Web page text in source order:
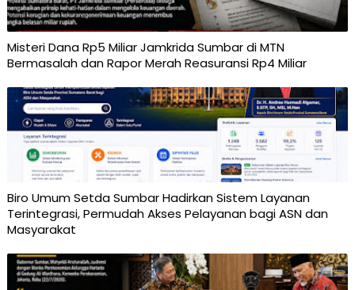
Misteri Dana Rp5 Miliar Jamkrida Sumbar di MTN
Bermasalah dan Rapor Merah Reasuransi Rp4 Miliar
Biro Umum Setda Sumbar Hadirkan Sistem Layanan
Terintegrasi, Permudah Akses Pelayanan bagi ASN dan
Masyarakat